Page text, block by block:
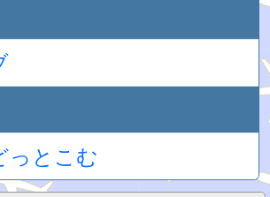
っとこむ